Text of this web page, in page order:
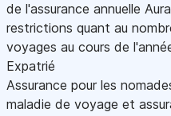
de l'assurance annuelle
restrictions quant au
voyages au cours de
Expatrié
Assurance pour les
maladie de voyage et